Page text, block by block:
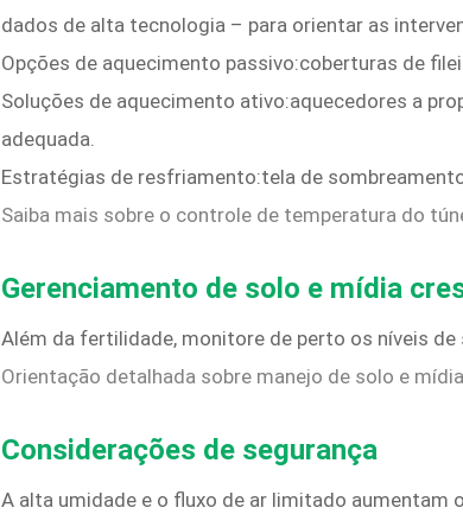
dados de alta tecnologia – para orientar as
Opções de aquecimento passivo:coberturas de
Soluções de aquecimento ativo:aquecedores a
adequada.
Estratégias de resfriamento:tela de
Saiba mais sobre o controle de temperatura do
Gerenciamento de solo e mídia
Além da fertilidade, monitore de perto os níveis
Orientação detalhada sobre manejo de solo e mídia
Considerações de segurança
A alta umidade e o fluxo de ar limitado aumentam